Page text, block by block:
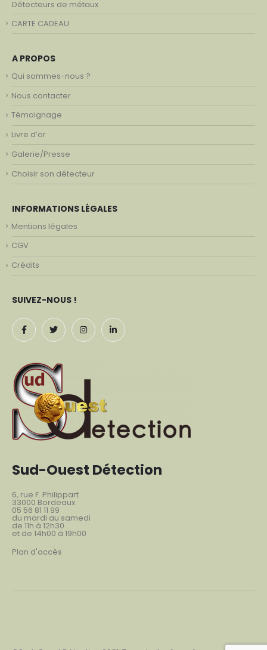
Détecteurs de métaux
CARTE CADEAU
A PROPOS
Qui sommes-nous ?
Nous contacter
Témoignage
Livre d’or
Galerie/Presse
Choisir son détecteur
INFORMATIONS LÉGALES
Mentions légales
CGV
Crédits
SUIVEZ-NOUS !
Sud-Ouest Détection
6, rue F. Philippart
33000 Bordeaux
05 56 81 11 99
du mardi au samedi
de 11h à 12h30
et de 14h00 à 19h00
Plan d'accès